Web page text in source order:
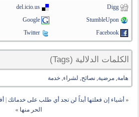
Digg
del.icio.us
StumbleUpon
Google
Facebook
Twitter
الكلمات الدلالية (Tags)
هامة,مرضية,نصائح, لشراء,خدمة
« أشياء إن فعلتها أبداً لن تجد أي طلب على خدماتك
الحر منها »